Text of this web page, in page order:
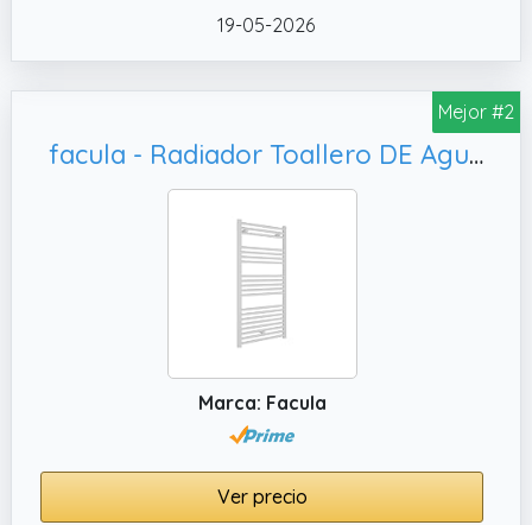
19-05-2026
Mejor #2
facula - Radiador Toallero DE Agua Ocean Blanco 1188x500mm | (NO Eléctrico) | 3 Soportes + purgador | Conexiones 3x1/2
Marca: Facula
Ver precio